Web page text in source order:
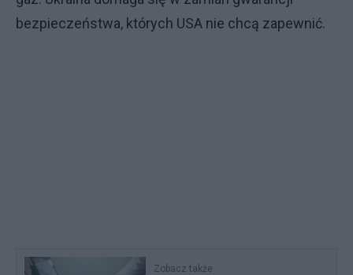
bezpieczeństwa, których USA nie chcą zapewnić.
Zobacz także